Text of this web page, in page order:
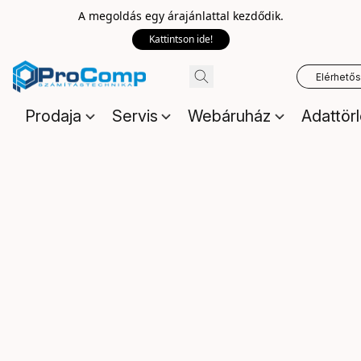
A megoldás egy árajánlattal kezdődik.
Kattintson ide!
Prodaja Servis Webáruház